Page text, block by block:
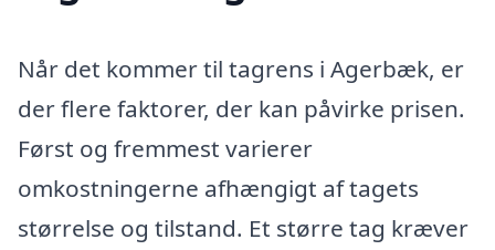
Når det kommer til tagrens i Agerbæk, er
der flere faktorer, der kan påvirke prisen.
Først og fremmest varierer
omkostningerne afhængigt af tagets
størrelse og tilstand. Et større tag kræver